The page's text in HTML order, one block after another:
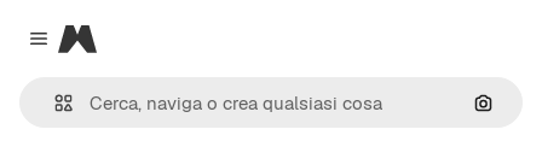
Close menu
Magnific
Cerca